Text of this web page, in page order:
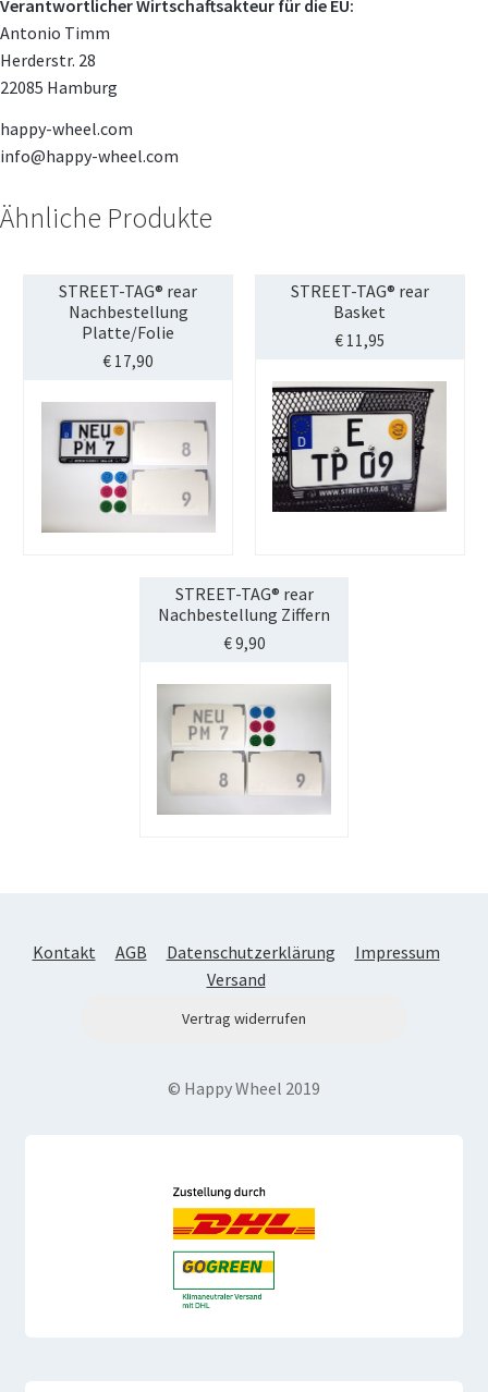
Verantwortlicher Wirtschaftsakteur für die EU:
Antonio Timm
Herderstr. 28
22085 Hamburg
happy-wheel.com
info@happy-wheel.com
Ähnliche Produkte
STREET-TAG® rear
Nachbestellung
Platte/Folie
€ 17,90
STREET-TAG® rear
Basket
€11,95
STREET-TAG® rear
Nachbestellung Ziffern
€9,90
Kontakt AGB Datenschutzerklärung
Impressum
Versand
Vertrag widerrufen
© Happy Wheel 2019